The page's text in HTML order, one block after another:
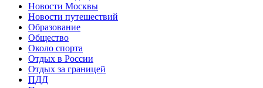
Новости Москвы
Новости путешествий
Образование
Общество
Около спорта
Отдых в России
Отдых за границей
ПДД